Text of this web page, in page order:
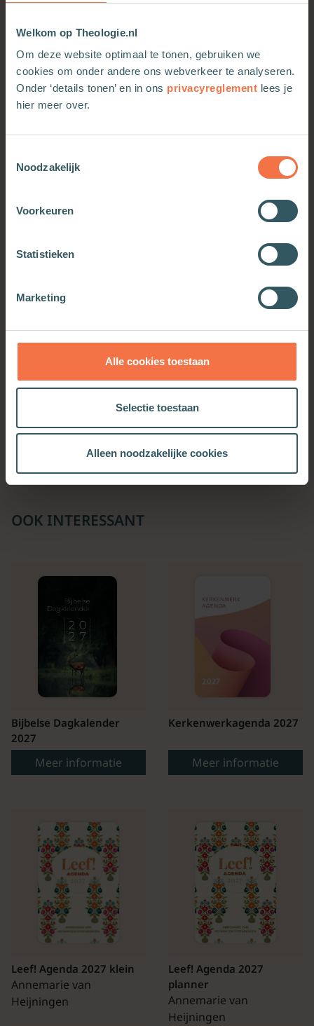
Welkom op Theologie.nl
Om deze website optimaal te tonen, gebruiken we
cookies om onder andere ons webverkeer te analyseren.
Onder ‘details tonen’ en in ons privacyreglement lees je
hier meer over.
Noodzakelijk
Voorkeuren
Statistieken
Marketing
Alle cookies toestaan
Selectie toestaan
Alleen noodzakelijke cookies
en oude gewoonten
Alles hier is welkom
Meer informatie
Meer informatie
Mediteren
Meer informatie
OOK INTERESSANT
Bijbelse Dagkalender
2027
Meer informatie
Kerkenwerkagenda 2027
Meer informatie
Leef! Agenda 2027 klein
Annemarie van
Heijningen
Leef! Agenda 2027
planner
Annemarie van
Heijningen